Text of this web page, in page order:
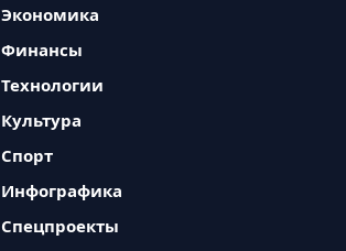
Экономика
Финансы
Технологии
Культура
Спорт
Инфографика
Спецпроекты